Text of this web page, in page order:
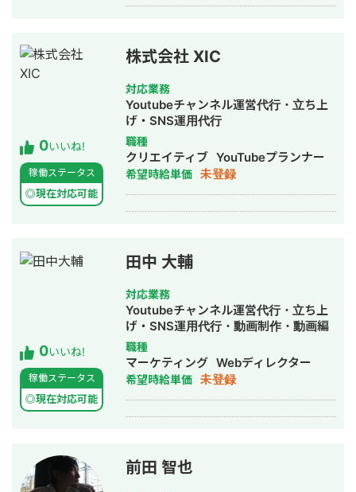
キャリアコーチング会社 個別指導塾
M&A事業会社 建築物件系 製薬会社
0いいね!
稼働ステータス
◎現在対応可能
株式会社 XIC
対応業務
Youtubeチャンネル運営代行・立ち上
げ・SNS運用代行
職種
クリエイティブ YouTubeプランナー
希望時給単価 未登録
0いいね!
稼働ステータス
◎現在対応可能
田中 大輔
対応業務
Youtubeチャンネル運営代行・立ち上
げ・SNS運用代行・動画制作・動画編
集
職種
マーケティング Webディレクター
希望時給単価 未登録
前田 智也